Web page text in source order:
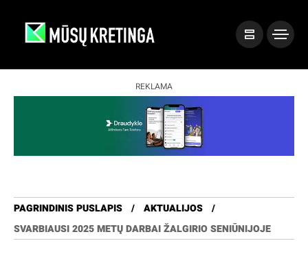
REKLAMA
PAGRINDINIS PUSLAPIS
AKTUALIJOS
SVARBIAUSI 2025 METŲ DARBAI ŽALGIRIO SENIŪNIJOJE